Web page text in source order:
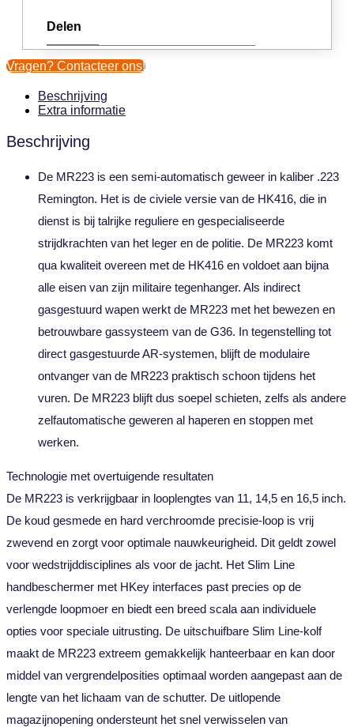
Delen
Vragen? Contacteer ons!
Beschrijving
Extra informatie
Beschrijving
De MR223 is een semi-automatisch geweer in kaliber .223
Remington. Het is de civiele versie van de HK416, die in
dienst is bij talrijke reguliere en gespecialiseerde
strijdkrachten van het leger en de politie. De MR223 komt
qua kwaliteit overeen met de HK416 en voldoet aan bijna
alle eisen van zijn militaire tegenhanger. Als indirect
gasgestuurd wapen werkt de MR223 met het bewezen en
betrouwbare gassysteem van de G36. In tegenstelling tot
direct gasgestuurde AR-systemen, blijft de modulaire
ontvanger van de MR223 praktisch schoon tijdens het
vuren. De MR223 blijft dus soepel schieten, zelfs als andere
zelfautomatische geweren al haperen en stoppen met
werken.
Technologie met overtuigende resultaten
De MR223 is verkrijgbaar in looplengtes van 11, 14,5 en 16,5 inch.
De koud gesmede en hard verchroomde precisie-loop is vrij
zwevend en zorgt voor optimale nauwkeurigheid. Dit geldt zowel
voor wedstrijddisciplines als voor de jacht. Het Slim Line
handbeschermer met HKey interfaces past precies op de
verlengde loopmoer en biedt een breed scala aan individuele
opties voor speciale uitrusting. De uitschuifbare Slim Line-kolf
maakt de MR223 extreem gemakkelijk hanteerbaar en kan door
middel van vergrendelposities optimaal worden aangepast aan de
lengte van het lichaam van de schutter. De uitlopende
magazijnopening ondersteunt het snel verwisselen van